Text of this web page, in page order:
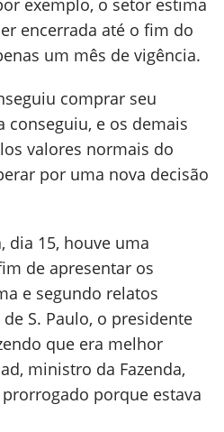
exemplo, o setor estima
encerrada até o fim do
um mês de vigência.
comprar seu
e os demais
valores normais do
por uma nova decisão
dia 15, houve uma
de apresentar os
e segundo relatos
S. Paulo, o presidente
que era melhor
ministro da Fazenda,
porque estava